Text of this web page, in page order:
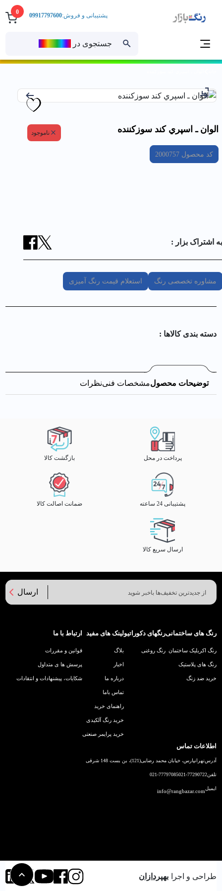
0
جستجوی در
پشتیبانی و فروش:09917797600
الوان ـ اسپري كند سوزكننده ناموجود
کد محصول2000757
به اشتراک بزار :
مشاوره تخصصی رنگ استعلام قیمت رنگ آمیزی
دسته بندی کالا‌ها :
توضیحات محصولمشخصات فنینظرات
پرداخت در محل بازگشت کالا
پشتیبانی 24 ساعته ضمانت اصالت کالا
ارسال سریع کالا
ارسال
رنگ های ساختمانی
رنگ اکریلیک ساختمان
رنگ های پلاستیک
خرید ضد زنگ
رنگهای دکوراتیو
رنگ روغنی
لینک های مفید
بلاگ
اخبار
درباره ما
تماس باما
راهنمای خرید
خرید رنگ آلکیدی
خرید پرایمر صنعتی
ارتباط با ما
قوانین و مقررات
پرسش ها ی متداول
شکایات، پیشنهادات و انتقادات
اطلاعات تماس
آدرستهرانپارس، خیابان محمد رضایی(121)، بن بست 148 شرقی
تلفن021-77290722
021-77797085
ایمیلinfo@rangbazar.com
طراحی و اجرا بهپردازان